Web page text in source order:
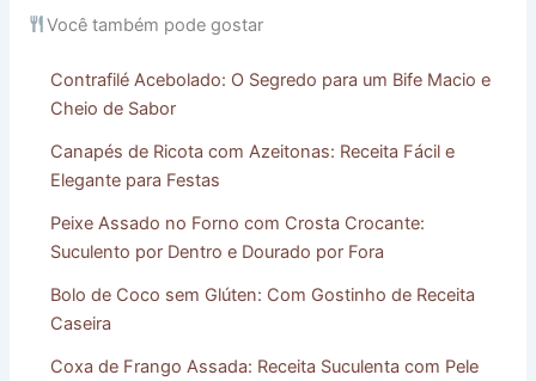
Você também pode gostar
Contrafilé Acebolado: O Segredo para um Bife Macio e
Cheio de Sabor
Canapés de Ricota com Azeitonas: Receita Fácil e
Elegante para Festas
Peixe Assado no Forno com Crosta Crocante:
Suculento por Dentro e Dourado por Fora
Bolo de Coco sem Glúten: Com Gostinho de Receita
Caseira
Coxa de Frango Assada: Receita Suculenta com Pele